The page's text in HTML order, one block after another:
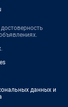
.
данных и